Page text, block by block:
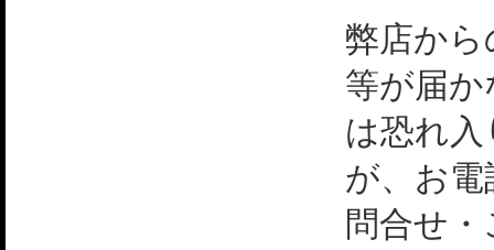
弊店か
等が届
は恐れ
が、お
問合せ